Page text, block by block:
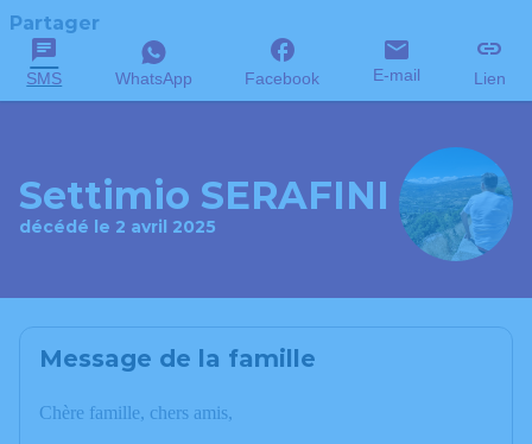
Partager
SMS WhatsApp Facebook E-mail Lien
Settimio SERAFINI
décédé le 2 avril 2025
Message de la famille
Chère famille, chers amis,